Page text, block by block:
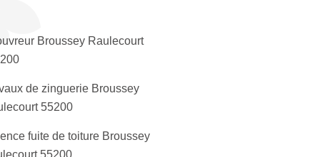
Broussey Raulecourt
de zinguerie Broussey
55200
fuite de toiture Broussey
55200